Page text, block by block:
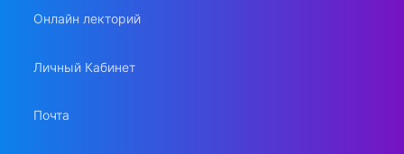
Онлайн лекторий
Личный Кабинет
Почта